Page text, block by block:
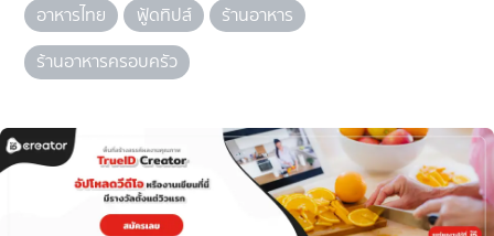
อาหารไทย
ฟู้ดทิปส์
ร้านอาหาร
ร้านอาหารครอบครัว